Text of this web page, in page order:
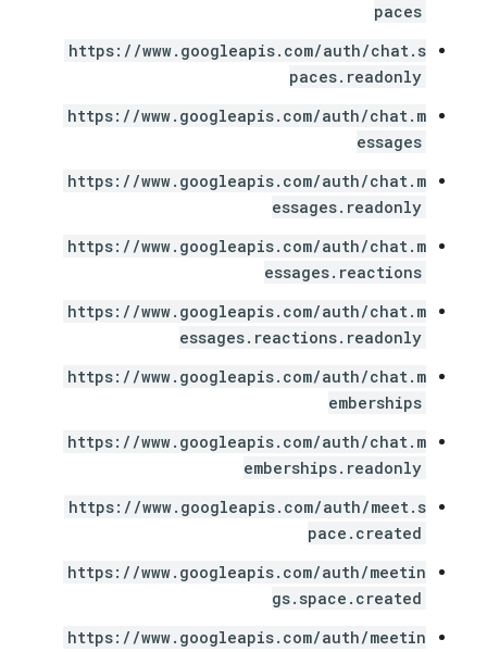
paces
https://www.googleapis.com/auth/chat.s
paces.readonly
https://www.googleapis.com/auth/chat.m
essages
https://www.googleapis.com/auth/chat.m
essages.readonly
https://www.googleapis.com/auth/chat.m
essages.reactions
https://www.googleapis.com/auth/chat.m
essages.reactions.readonly
https://www.googleapis.com/auth/chat.m
emberships
https://www.googleapis.com/auth/chat.m
emberships.readonly
https://www.googleapis.com/auth/meet.s
pace.created
https://www.googleapis.com/auth/meetin
gs.space.created
https://www.googleapis.com/auth/meetin